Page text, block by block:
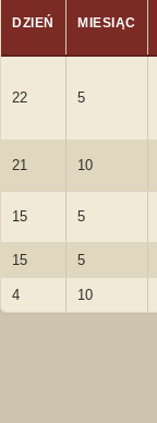
DZIEŃ MIESIĄC
22 5
21 10
15 5
15 5
4 10